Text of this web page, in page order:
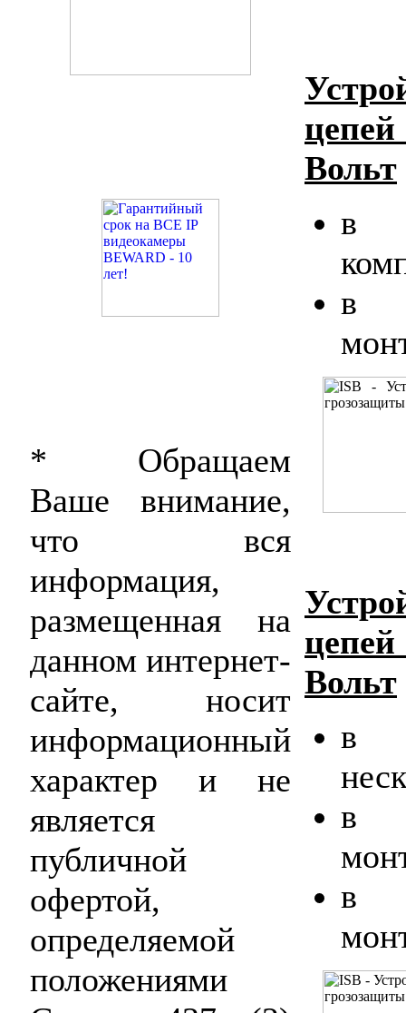
* Обращаем
Ваше внимание,
что вся
информация,
размещенная на
данном интернет-
сайте, носит
информационный
характер и не
является
публичной
офертой,
определяемой
положениями
Вольт
в
в
Вольт
в
в
в